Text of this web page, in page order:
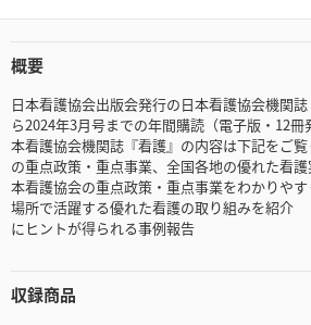
概要
日本看護協会出版会発行の日本看護協会機関
ら2024年3月号までの年間購読（電子版・12
本看護協会機関誌『看護』の内容は下記をご
の重点政策・重点事業、全国各地の優れた看
本看護協会の重点政策・重点事業をわか
場所で活躍する優れた看護の取り組みを
にヒントが得られる事例報告
収録商品